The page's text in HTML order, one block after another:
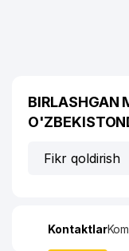
BIRLASHGAN
Fikr qoldirish
Kontaktlar